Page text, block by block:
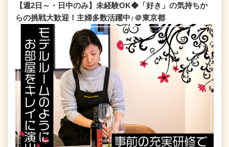
【週2日～・日中のみ】未経験OK◆「好き」の気持ちか
らの挑戦大歓迎！主婦多数活躍中♪＠東京都